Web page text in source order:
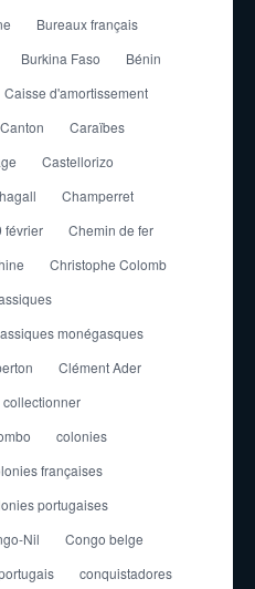
Bureaux français
Burkina Faso
Bénin
Caisse d'amortissement
Canton
Caraïbes
Castellorizo
Champerret
février
Chemin de fer
Christophe Colomb
monégasques
Clément Ader
collectionner
colonies
françaises
portugaises
Nil
Congo belge
conquistadores